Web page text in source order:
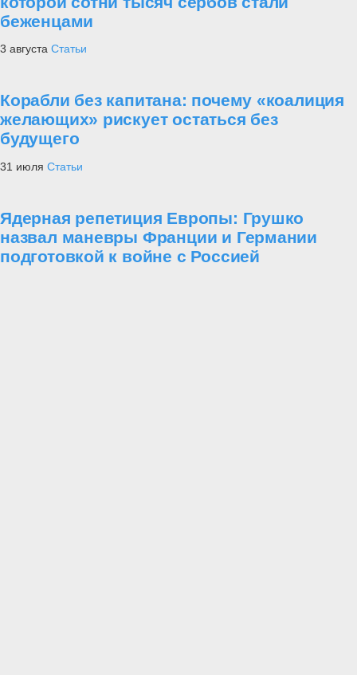
беженцами
3 августа Статьи
Корабли без капитана: почему «коалиция
желающих» рискует остаться без
будущего
31 июля Статьи
Ядерная репетиция Европы: Грушко
назвал маневры Франции и Германии
подготовкой к войне с Россией